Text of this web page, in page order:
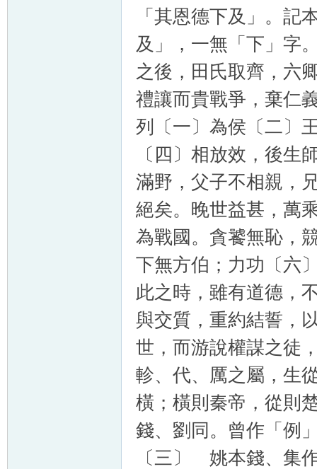
「其恩德下及」。記
及」，一無「下」
之後，田氏取齊，六
禮讓而貴戰爭，棄仁
列〔一〕為侯〔二〕
〔四〕相放效，後生
滿野，父子不相親，
絕矣。晚世益甚，萬
為戰國。貪饕無恥，
下無方伯；力功〔六
此之時，雖有道德，
與交質，重約結誓，
世，而游說權謀之徒
軫、代、厲之屬，生
橫；橫則秦帝，從則
錢、劉同。曾作「例
〔三〕 姚本錢、集